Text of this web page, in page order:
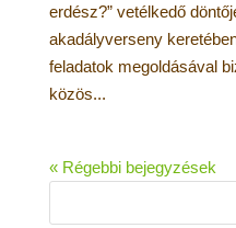
erdész?” vetélkedő
akadályverseny
feladatok megoldásával
közös...
« Régebbi bejegyzések